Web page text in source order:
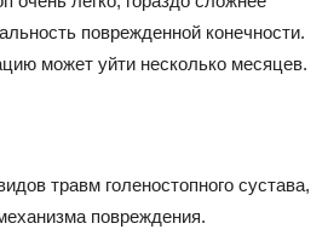
поврежденной конечности.
может уйти несколько месяцев.
травм голеностопного сустава,
повреждения.